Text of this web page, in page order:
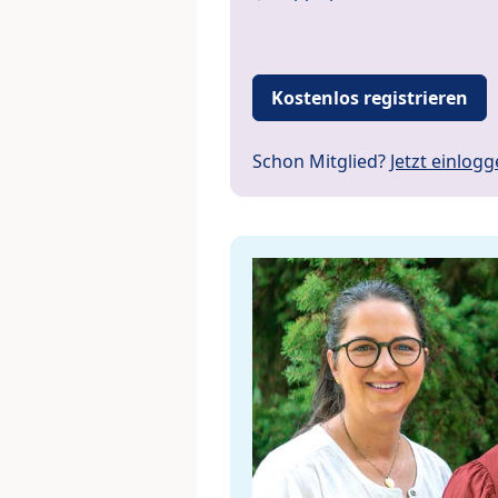
Kostenlos registrieren
Schon Mitglied? Jetzt